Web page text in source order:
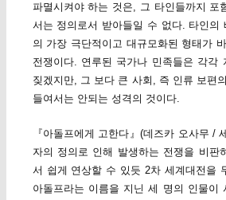
파멸시켜야 하는 것은, 그 타인들까지 포
서는 정의로서 받아들일 수 없다. 타인의
의 가장 극단적이고 대규모화된 형태가
전쟁이다. 연루된 국가나 민족들은 각각
짖겠지만, 그 보다 큰 사회, 즉 인류 보편
들여서는 안되는 성격의 것이다.
『아돌프에게 고한다』(데즈카 오사무 /
자의 정의로 인해 발생하는 전쟁을 비판
서 쉽게 연상할 수 있듯 2차 세계대전을
아돌프라는 이름을 지닌 세 명의 인물이